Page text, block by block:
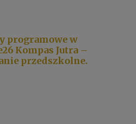
programowe w
Kompas Jutra –
przedszkolne.